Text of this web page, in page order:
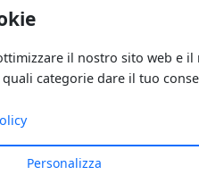
il nostro sito web e il
categorie dare il tuo
Personalizza